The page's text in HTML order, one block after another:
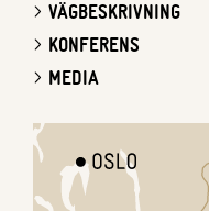
VÄGBESKRIVNING
KONFERENS
MEDIA